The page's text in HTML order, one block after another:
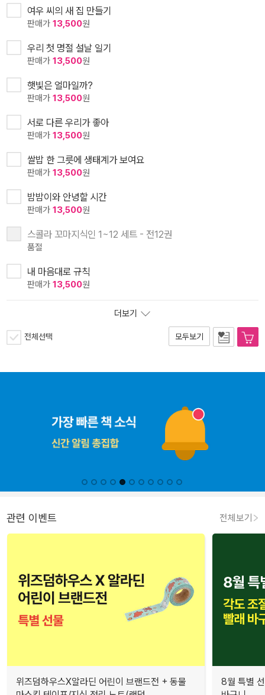
여우 씨의 새 집 만들기
판매가 13,500원
우리 첫 명절 설날 일기
판매가 13,500원
햇빛은 얼마일까?
판매가 13,500원
서로 다른 우리가 좋아
판매가 13,500원
쌀밥 한 그릇에 생태계가 보여요
판매가 13,500원
밤밤이와 안녕할 시간
판매가 13,500원
스콜라 꼬마지식인 1~12 세트 - 전12권
품절
내 마음대로 규칙
판매가 13,500원
더보기
전체선택 모두보기
관련 이벤트 전체보기
위즈덤하우스X알라딘 어린이 브랜드전 + 동물
8월 특별